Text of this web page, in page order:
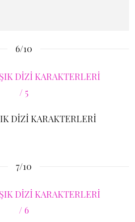
6/10
DİZİ KARAKTERLERİ
7/10